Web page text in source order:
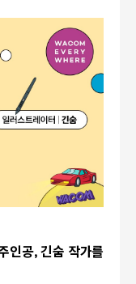
인공, 긴숨 작가를